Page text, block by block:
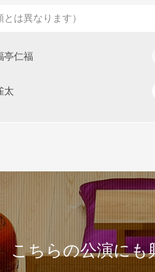
は異なります）
亭仁福
太
こちらの公演にも